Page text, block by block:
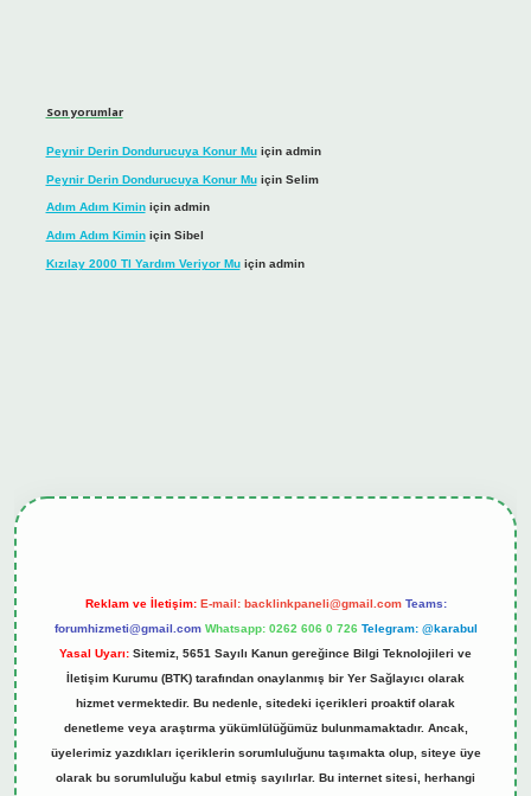
Son yorumlar
Peynir Derin Dondurucuya Konur Muiçin admin
Peynir Derin Dondurucuya Konur Muiçin Selim
Adım Adım Kiminiçin admin
Adım Adım Kiminiçin Sibel
Kızılay 2000 Tl Yardım Veriyor Muiçin admin
Reklam ve İletişim: E-mail: backlinkpaneli@gmail.com Teams:
forumhizmeti@gmail.com Whatsapp: 0262 606 0 726 Telegram: @karabul
Yasal Uyarı: Sitemiz, 5651 Sayılı Kanun gereğince Bilgi Teknolojileri ve
İletişim Kurumu (BTK) tarafından onaylanmış bir Yer Sağlayıcı olarak
hizmet vermektedir. Bu nedenle, sitedeki içerikleri proaktif olarak
denetleme veya araştırma yükümlülüğümüz bulunmamaktadır. Ancak,
üyelerimiz yazdıkları içeriklerin sorumluluğunu taşımakta olup, siteye üye
olarak bu sorumluluğu kabul etmiş sayılırlar. Bu internet sitesi, herhangi